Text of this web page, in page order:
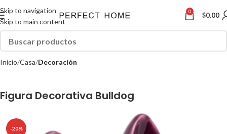
Skip to navigation
Skip to main content
0 $0.00
Inicio Casa Decoración
Figura Decorativa Bulldog
-20%